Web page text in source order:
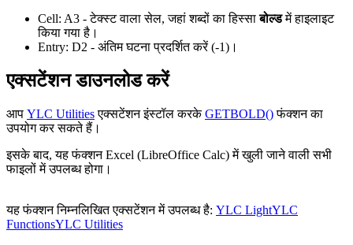
Cell: A3 - टेक्स्ट वाला सेल, जहां शब्दों का हिस्साबोल्डमें हाइलाइट
किया गया है।
Entry: D2 - अंतिम घटना प्रदर्शित करें(-1) ।
एक्सटेंशन डाउनलोड करें
आप YLC Utilitiesएक्सटेंशन इंस्टॉल करकेGETBOLD()फंक्शन का
उपयोग कर सकते हैं।
इसके बाद, यह फंक्शन Excel (LibreOffice Calc) में खुली जाने वाली सभी
फाइलों में उपलब्ध होगा।
यह फंक्शन निम्नलिखित एक्सटेंशन में उपलब्ध है: YLC LightYLC
FunctionsYLC Utilities